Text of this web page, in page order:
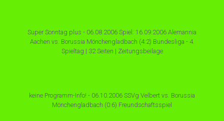
Super Sonntag plus - 06.08.2006 Spiel: 16.09.2006 Alemannia
Aachen vs. Borussia Mönchengladbach (4:2) Bundesliga - 4.
Spieltag | 32 Seiten | Zeitungsbeilage
keine Programm-Info! - 06.10.2006 SSVg Velbert vs. Borussia
Mönchengladbach (0:6) Freundschaftsspiel